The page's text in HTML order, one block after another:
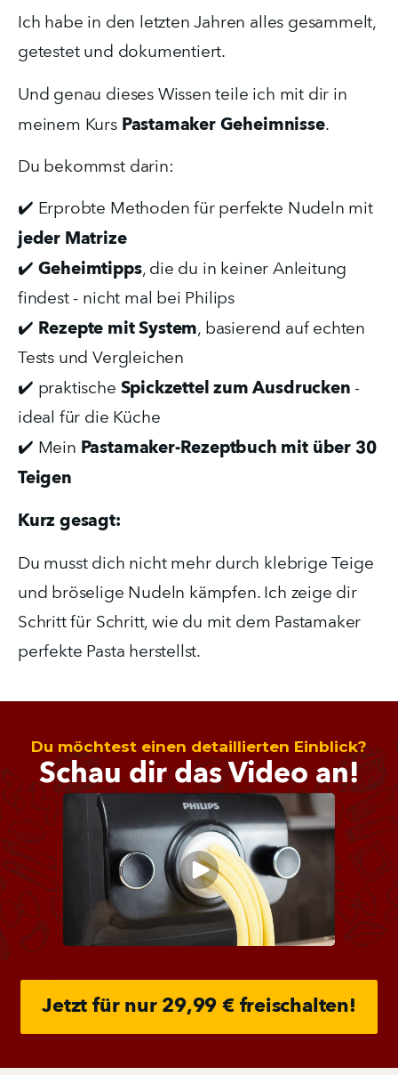
Ich habe in den letzten Jahren alles gesammelt,
getestet und dokumentiert.
Und genau dieses Wissen teile ich mit dir in
meinem Kurs Pastamaker Geheimnisse.
Du bekommst darin:
✔️ Erprobte Methoden für perfekte Nudeln mit
jeder Matrize
✔️ Geheimtipps, die du in keiner Anleitung
findest - nicht mal bei Philips
✔️ Rezepte mit System, basierend auf echten
Tests und Vergleichen
✔️ praktische Spickzettel zum Ausdrucken -
ideal für die Küche
✔️ Mein Pastamaker-Rezeptbuch mit über 30
Teigen
Kurz gesagt:
Du musst dich nicht mehr durch klebrige Teige
und bröselige Nudeln kämpfen. Ich zeige dir
Schritt für Schritt, wie du mit dem Pastamaker
perfekte Pasta herstellst.
Du möchtest einen detaillierten Einblick?
Schau dir das Video an!
Jetzt für nur 29,99 € freischalten!